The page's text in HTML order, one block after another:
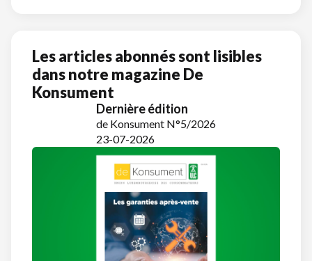
Les articles abonnés sont lisibles
dans notre magazine De
Konsument
Dernière édition
de Konsument N°5/2026
23-07-2026